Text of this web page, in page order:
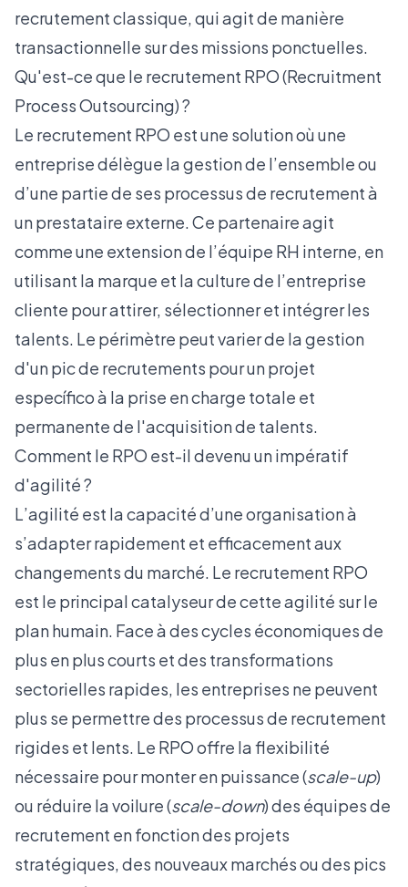
recrutement classique, qui agit de manière
transactionnelle sur des missions ponctuelles.
Qu'est-ce que le recrutement RPO (Recruitment
Process Outsourcing) ?
Le recrutement RPO est une solution où une
entreprise délègue la gestion de l’ensemble ou
d’une partie de ses processus de recrutement à
un prestataire externe. Ce partenaire agit
comme une extension de l’équipe RH interne, en
utilisant la marque et la culture de l’entreprise
cliente pour attirer, sélectionner et intégrer les
talents. Le périmètre peut varier de la gestion
d'un pic de recrutements pour un projet
específico à la prise en charge totale et
permanente de l'acquisition de talents.
Comment le RPO est-il devenu un impératif
d'agilité ?
L’agilité est la capacité d’une organisation à
s’adapter rapidement et efficacement aux
changements du marché. Le recrutement RPO
est le principal catalyseur de cette agilité sur le
plan humain. Face à des cycles économiques de
plus en plus courts et des transformations
sectorielles rapides, les entreprises ne peuvent
plus se permettre des processus de recrutement
rigides et lents. Le RPO offre la flexibilité
nécessaire pour monter en puissance (scale-up)
ou réduire la voilure (scale-down) des équipes de
recrutement en fonction des projets
stratégiques, des nouveaux marchés ou des pics